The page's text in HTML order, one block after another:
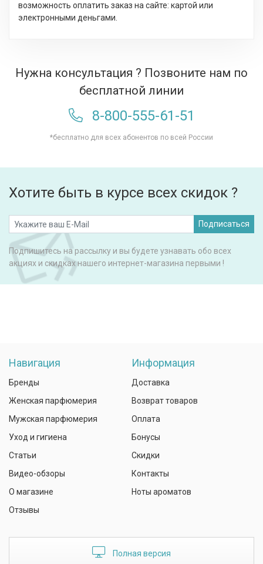
возможность оплатить заказ на сайте: картой или
электронными деньгами.
Нужна консультация ? Позвоните нам по
бесплатной линии
8-800-555-61-51
*бесплатно для всех абонентов по всей России
Хотите быть в курсе всех скидок ?
Подписаться
Подпишитесь на рассылку и вы будете узнавать обо всех
акциях и скидках нашего интернет-магазина первыми !
Навигация
Бренды
Женская парфюмерия
Мужская парфюмерия
Уход и гигиена
Статьи
Видео-обзоры
О магазине
Отзывы
Информация
Доставка
Возврат товаров
Оплата
Бонусы
Скидки
Контакты
Ноты ароматов
Полная версия